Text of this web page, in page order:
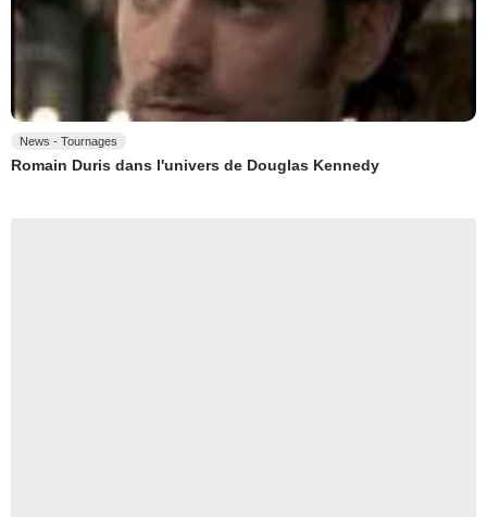
News - Tournages
Romain Duris dans l'univers de Douglas Kennedy